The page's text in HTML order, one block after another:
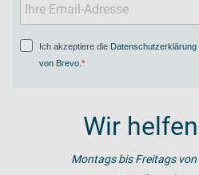
Ich akzeptiere die Datenschutzerklärung
von Brevo
Wir
Montags bis Freitags von